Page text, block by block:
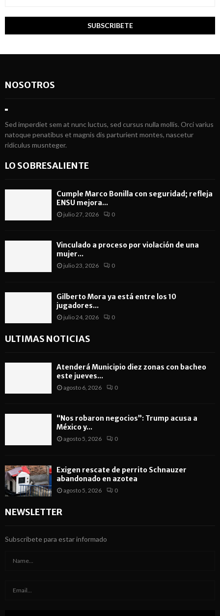
NOSOTROS
Sed imperdiet sem at nunc luctus, sed cursus nulla mollis. Orci varius
natoque penatibus et magnis dis parturient montes, nascetur
ridiculus musnteger.
LO SOBRESALIENTE
Cumple Marco Bonilla con seguridad; refleja
ENSU mejora...
julio 27, 2026 0
Vinculado a proceso por violación de una
mujer...
julio 23, 2026 0
Gilberto Mora ya está entre los 10
jugadores...
julio 24, 2026 0
ULTIMAS NOTICIAS
Atenderá Municipio diez zonas con bacheo
este jueves...
agosto 6, 2026 0
“Nos robaron negocios”: Trump acusa a
México y...
agosto 5, 2026 0
Exigen rescate de perrito Schnauzer
abandonado en azotea
agosto 5, 2026 0
NEWSLETTER
Subscribete para estar informado